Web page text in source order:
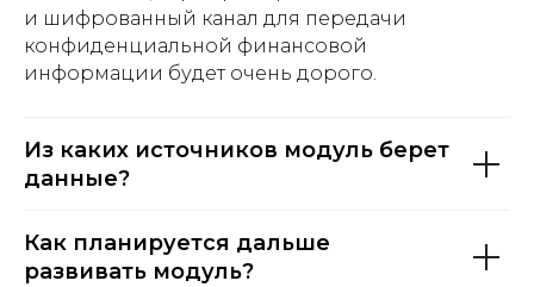
и шифрованный канал для передачи
конфиденциальной финансовой
информации будет очень дорого.
Из каких ис точников модуль берет
данные?
Как планируется дальше
развивать модуль?